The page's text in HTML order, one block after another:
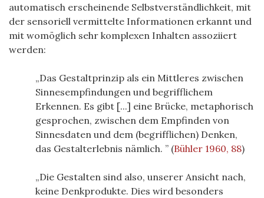
automatisch erscheinende Selbstverständlichkeit, mit
der sensoriell vermittelte Informationen erkannt und
mit womöglich sehr komplexen Inhalten assoziiert
werden:
Das Gestaltprinzip als ein Mittleres zwischen
Sinnesempfindungen und begrifflichem
Erkennen. Es gibt [...] eine Brücke, metaphorisch
gesprochen, zwischen dem Empfinden von
Sinnesdaten und dem (begrifflichen) Denken,
das Gestalterlebnis nämlich.
(Bühler 1960, 88)
Die Gestalten sind also, unserer Ansicht nach,
keine Denkprodukte. Dies wird besonders